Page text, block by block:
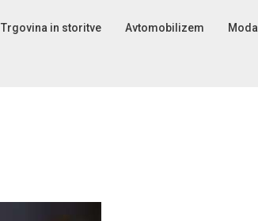
Trgovina in storitve Avtomobilizem Moda